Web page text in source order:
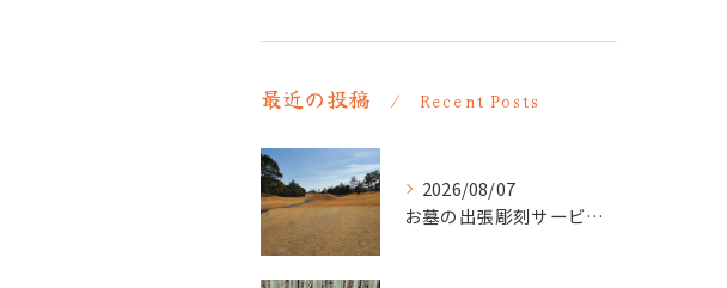
最近の投稿 Recent Posts
2026/08/07
お墓の出張彫刻サービス【彫刻本舗】愛知県清須市